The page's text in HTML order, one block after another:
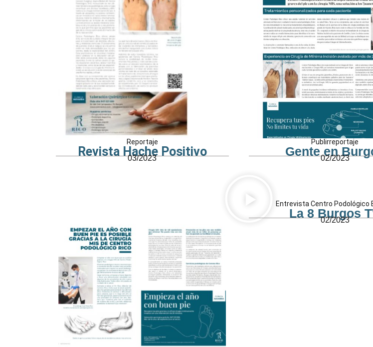
Reportaje
Revista Hache Positivo
03/2023
Publirreportaje
Gente en
02/2023
Entrevista Centro Podológico
La 8 Burgos
02/2023